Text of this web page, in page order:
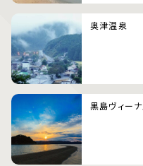
奥津温泉
黒島ヴィー